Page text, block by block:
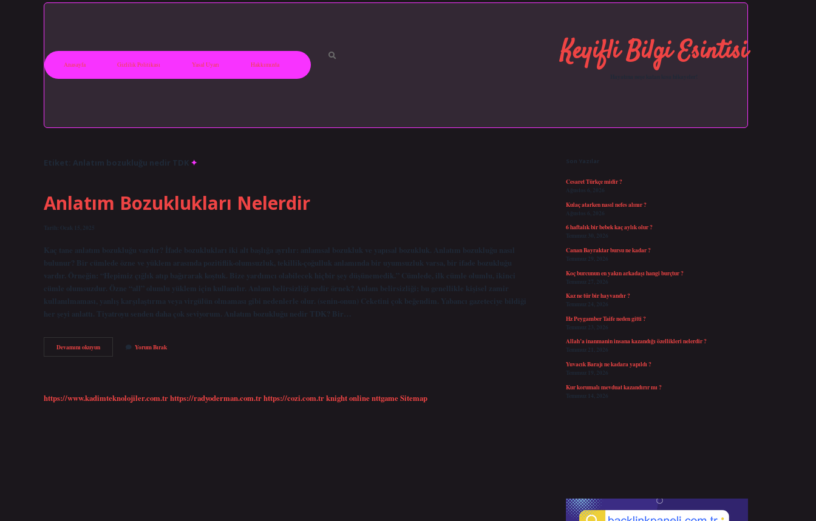
Anasayfa Gizlilik Politikası Yasal Uyarı Hakkımızda Keyifli Bilgi Esintisi
Etiket: Anlatım bozukluğu nedir TDK
Anlatım Bozuklukları Nelerdir
Tarih: Ocak 15, 2025
Kaç tane anlatım bozukluğu vardır? İfade bozuklukları iki alt başlığa ayrılır: anlamsal bozukluk ve yapısal bozukluk. Anlatım bozukluğu nasıl
bulunur? Bir cümlede özne ve yüklem arasında pozitiflik-olumsuzluk, tekillik-çoğulluk anlamında bir uyumsuzluk varsa, bir ifade bozukluğu
vardır. Örneğin: “Hepimiz çığlık atıp bağırarak koştuk. Bize yardımcı olabilecek hiçbir şey düşünemedik.” Cümlede, ilk cümle olumlu, ikinci
cümle olumsuzdur. Özne “all” olumlu yüklem için kullanılır. Anlam belirsizliği nedir örnek? Anlam belirsizliği; bu genellikle kişisel zamir
kullanılmaması, yanlış karşılaştırma veya virgülün olmaması gibi nedenlerle olur. (senin-onun) Ceketini çok beğendim. Yabancı gazeteciye bildiği
her şeyi anlattı. Tiyatroyu senden daha çok seviyorum. Anlatım bozukluğu nedir TDK? Bir…
Devamını okuyunAnlatım
Bozuklukları
Yorum Bırak
https://www.kadimteknolojiler.com.trhttps://radyoderman.com.trhttps://cozi.com.trknight onlinenttgameSitemap
Son Yazılar
Cesaret Türkçe midir ?
Ağustos 6, 2026
Kulaç atarken nasıl nefes alınır ?
Ağustos 6, 2026
6 haftalık bir bebek kaç aylık olur ?
Temmuz 30, 2026
Canan Bayraktar bursu ne kadar ?
Temmuz 29, 2026
Koç burcunun en yakın arkadaşı hangi burçtur ?
Temmuz 27, 2026
Kaz ne tür bir hayvandır ?
Temmuz 24, 2026
Hz Peygamber Taife neden gitti ?
Temmuz 23, 2026
Allah’a inanmanin insana kazandığı özellikleri nelerdir ?
Temmuz 21, 2026
Yuvacık Barajı ne kadara yapıldı ?
Temmuz 19, 2026
Kur korumalı mevduat kazandırır mı ?
Temmuz 14, 2026